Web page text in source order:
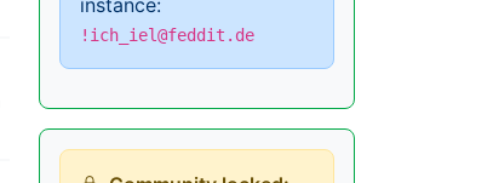
!ich_iel@feddit.de